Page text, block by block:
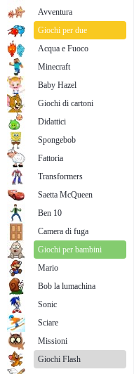
Avventura
Giochi per due
Acqua e Fuoco
Minecraft
Baby Hazel
Giochi di cartoni
Didattici
Spongebob
Fattoria
Transformers
Saetta McQueen
Ben 10
Camera di fuga
Giochi per bambini
Mario
Bob la lumachina
Sonic
Sciare
Missioni
Giochi Flash